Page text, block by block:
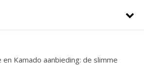
Kamado aanbieding: de slimme